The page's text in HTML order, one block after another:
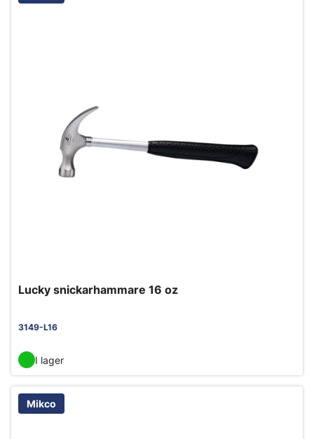
Lucky snickarhammare 16 oz
3149-L16
I lager
Mikco